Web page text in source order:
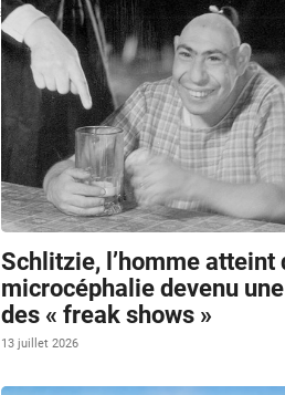
Schlitzie, l’homme atteint
microcéphalie devenu
des « freak shows »
13 juillet 2026